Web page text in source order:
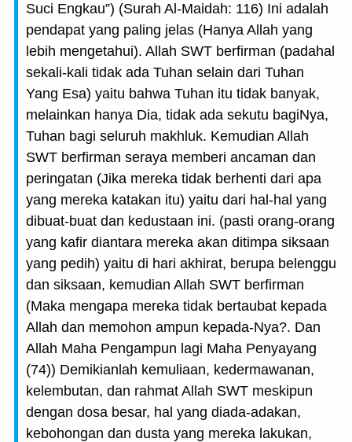
Suci Engkau”) (Surah Al-Maidah: 116) Ini adalah
pendapat yang paling jelas (Hanya Allah yang
lebih mengetahui). Allah SWT berfirman (padahal
sekali-kali tidak ada Tuhan selain dari Tuhan
Yang Esa) yaitu bahwa Tuhan itu tidak banyak,
melainkan hanya Dia, tidak ada sekutu bagiNya,
Tuhan bagi seluruh makhluk. Kemudian Allah
SWT berfirman seraya memberi ancaman dan
peringatan (Jika mereka tidak berhenti dari apa
yang mereka katakan itu) yaitu dari hal-hal yang
dibuat-buat dan kedustaan ini. (pasti orang-orang
yang kafir diantara mereka akan ditimpa siksaan
yang pedih) yaitu di hari akhirat, berupa belenggu
dan siksaan, kemudian Allah SWT berfirman
(Maka mengapa mereka tidak bertaubat kepada
Allah dan memohon ampun kepada-Nya?. Dan
Allah Maha Pengampun lagi Maha Penyayang
(74)) Demikianlah kemuliaan, kedermawanan,
kelembutan, dan rahmat Allah SWT meskipun
dengan dosa besar, hal yang diada-adakan,
kebohongan dan dusta yang mereka lakukan,